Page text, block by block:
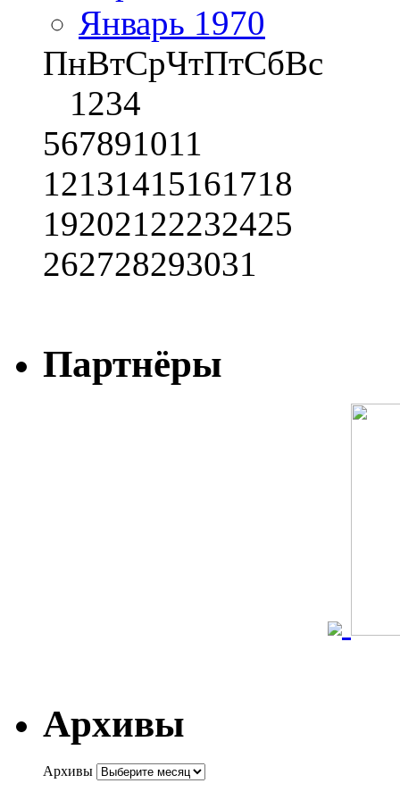
Январь 1970
ПнВтСрЧтПтСбВс
1234
567891011
12131415161718
19202122232425
262728293031
Партнёры
Архивы
Архивы